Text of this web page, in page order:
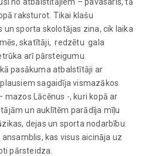
raksturot. Tikai klašu
un sporta skolotājas zina, cik laika
skatītāji, redzētu gala
arī pārsteigumu.
pasākuma atbalstītāji ar
sagaidīja vismazākos
mazos Lācēnus -, kuri kopā ar
un auklītēm parādīja mīļu
dejas un sporta nodarbību.
kas visus aicināja uz
pārsteidza.